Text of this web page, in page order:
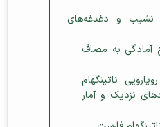
و نشیب و دغدغه‌های
آمادگی به مصاف
ناتینگهام
نزدیک و آمار